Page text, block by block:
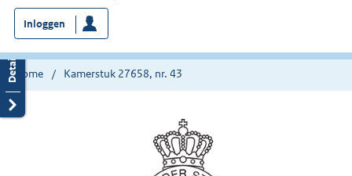
bent
nu
hier:
Inloggen
Home Kamerstuk 27658, nr. 43